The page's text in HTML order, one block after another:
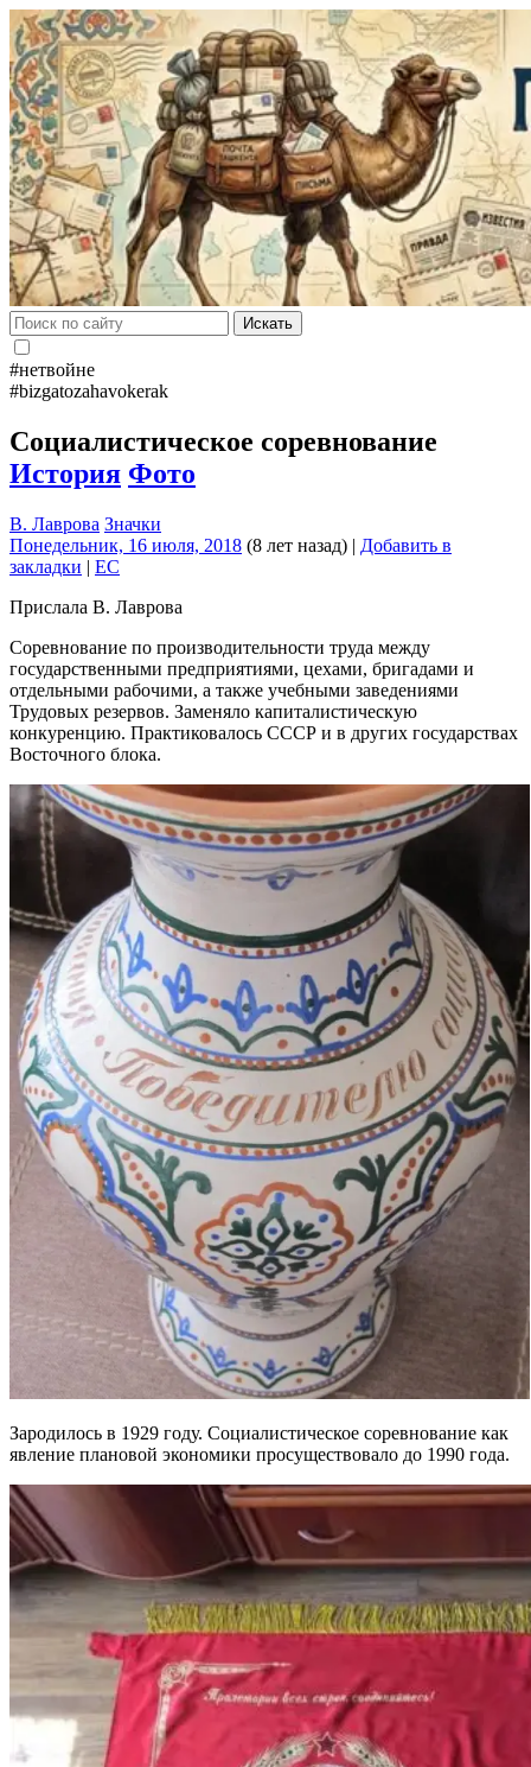
Искать
#нетвойне
#bizgatozahavokerak
Социалистическое соревнование
История Фото
В. Лаврова Значки
Понедельник, 16 июля, 2018 (8 лет назад) | Добавить в
закладки | EC
Прислала В. Лаврова
Соревнование по производительности труда между
государственными предприятиями, цехами, бригадами и
отдельными рабочими, а также учебными заведениями
Трудовых резервов. Заменяло капиталистическую
конкуренцию. Практиковалось СССР и в других государствах
Восточного блока.
Зародилось в 1929 году. Социалистическое соревнование как
явление плановой экономики просуществовало до 1990 года.